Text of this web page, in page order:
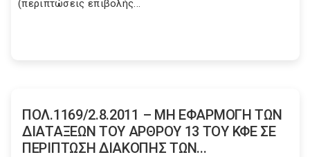
(περιπτώσεις επιβολής...
ΠΟΛ.1169/2.8.2011 – ΜΗ ΕΦΑΡΜΟΓΗ ΤΩΝ
ΔΙΑΤΑΞΕΩΝ ΤΟΥ ΑΡΘΡΟΥ 13 ΤΟΥ ΚΦΕ ΣΕ
ΠΕΡΙΠΤΩΣΗ ΔΙΑΚΟΠΗΣ ΤΩΝ...